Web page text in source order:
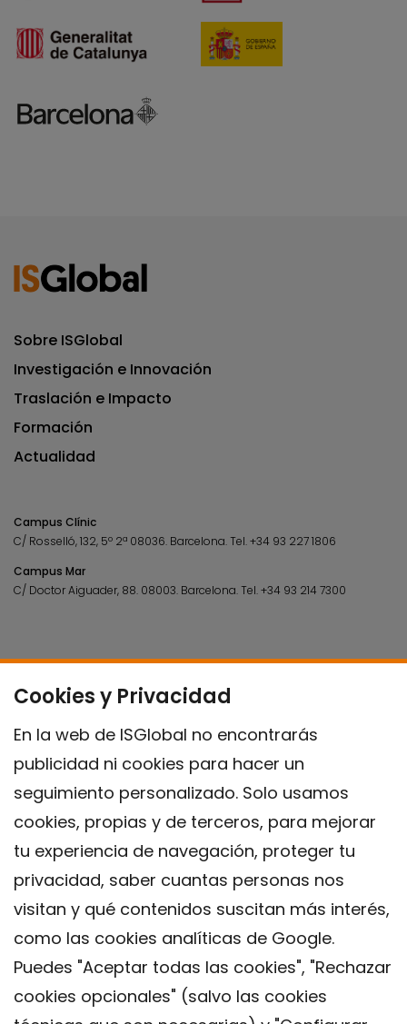
Cookies y Privacidad
En la web de ISGlobal no encontrarás
publicidad ni cookies para hacer un
seguimiento personalizado. Solo usamos
cookies, propias y de terceros, para mejorar
tu experiencia de navegación, proteger tu
privacidad, saber cuantas personas nos
visitan y qué contenidos suscitan más interés,
como las cookies analíticas de Google.
Puedes "Aceptar todas las cookies", "Rechazar
cookies opcionales" (salvo las cookies
Sobre ISGlobal
Investigación e Innovación
Traslación e Impacto
Formación
Actualidad
Campus Clínic
C/ Rosselló, 132, 5º 2ª 08036. Barcelona.Tel.+34 93 227 1806
Campus Mar
C/ Doctor Aiguader, 88. 08003. Barcelona.Tel.+34 93 214 7300